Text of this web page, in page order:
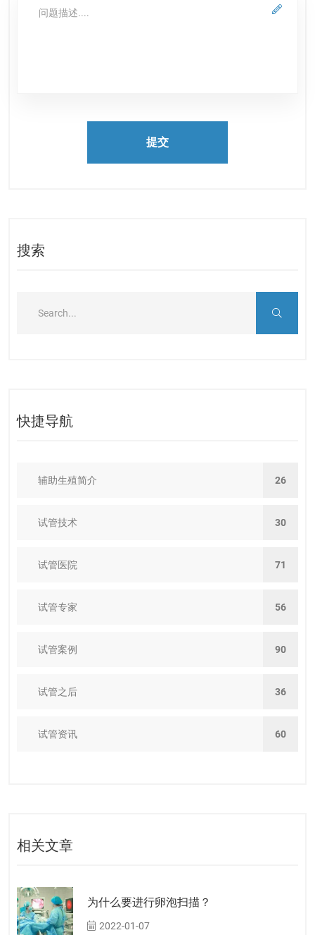
提交
搜索
快捷导航
辅助生殖简介 26
试管技术 30
试管医院 71
试管专家 56
试管案例 90
试管之后 36
试管资讯 60
相关文章
为什么要进行卵泡扫描？
2022-01-07